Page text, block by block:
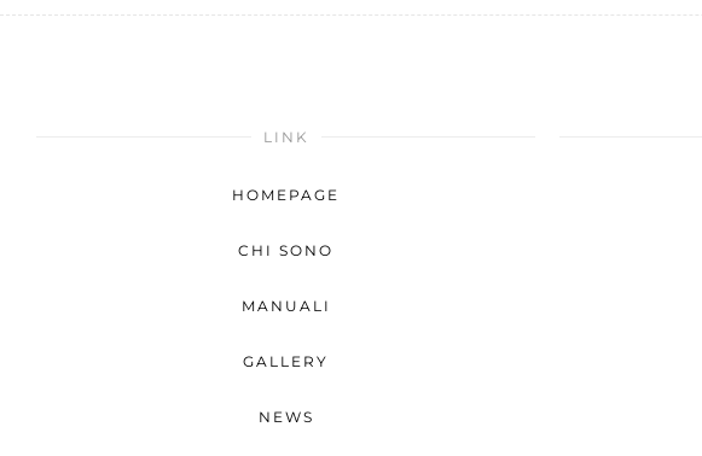
LINK
HOMEPAGE
CHI SONO
MANUALI
GALLERY
NEWS